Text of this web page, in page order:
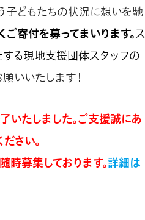
子どもたちの状況に想いを馳
ご寄付を募ってまいります。ス
する現地支援団体スタッフの
いいたします！
いたしました。ご支援誠にあ
さい。
募集しております。詳細は